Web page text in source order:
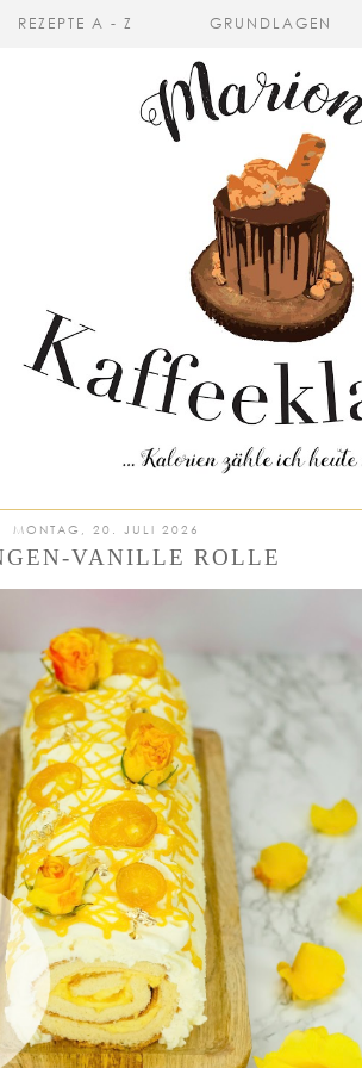
REZEPTE A - Z GRUNDLAGEN
MONTAG, 20. JULI 2026
VANILLE ROLLE